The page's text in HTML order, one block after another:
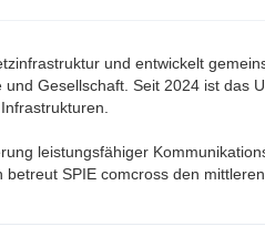
und entwickelt
Gesellschaft. Seit 2024 ist das
leistungsfähiger
SPIE comcross den